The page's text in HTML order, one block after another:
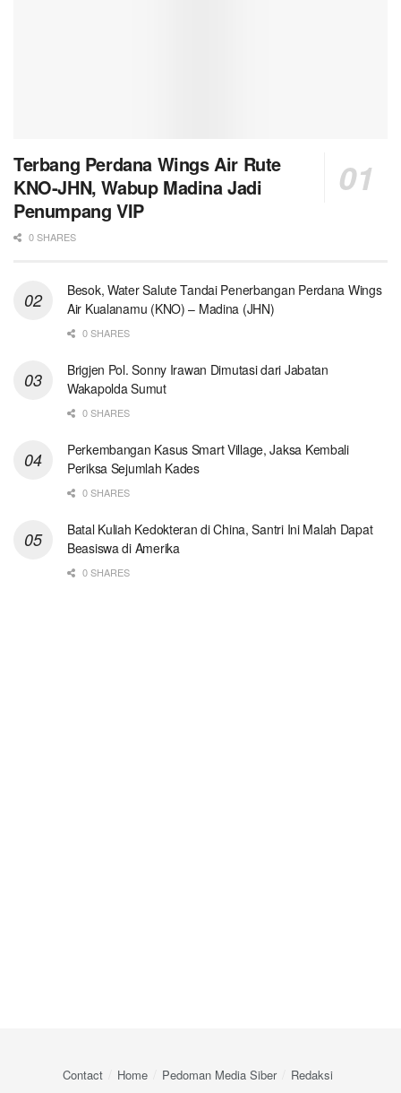
Terbang Perdana Wings Air Rute
KNO-JHN, Wabup Madina Jadi
Penumpang VIP
0 SHARES
Besok, Water Salute Tandai Penerbangan Perdana Wings
Air Kualanamu (KNO) – Madina (JHN)
0 SHARES
Brigjen Pol. Sonny Irawan Dimutasi dari Jabatan
Wakapolda Sumut
0 SHARES
Perkembangan Kasus Smart Village, Jaksa Kembali
Periksa Sejumlah Kades
0 SHARES
Batal Kuliah Kedokteran di China, Santri Ini Malah Dapat
Beasiswa di Amerika
0 SHARES
Contact Home Pedoman Media Siber Redaksi